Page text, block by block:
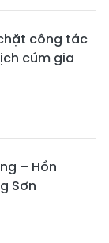
công tác
cúm gia
– Hồn
Sơn